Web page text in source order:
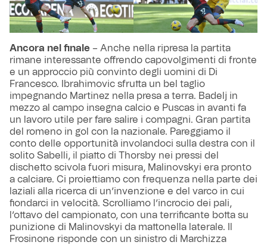
Ancora nel finale – Anche nella ripresa la partita
rimane interessante offrendo capovolgimenti di fronte
e un approccio più convinto degli uomini di Di
Francesco. Ibrahimovic sfrutta un bel taglio
impegnando Martinez nella presa a terra. Badelj in
mezzo al campo insegna calcio e Puscas in avanti fa
un lavoro utile per fare salire i compagni. Gran partita
del romeno in gol con la nazionale. Pareggiamo il
conto delle opportunità involandoci sulla destra con il
solito Sabelli, il piatto di Thorsby nei pressi del
dischetto scivola fuori misura, Malinovskyi era pronto
a calciare. Ci proiettiamo con frequenza nella parte dei
laziali alla ricerca di un’invenzione e del varco in cui
fiondarci in velocità. Scrolliamo l’incrocio dei pali,
l’ottavo del campionato, con una terrificante botta su
punizione di Malinovskyi da mattonella laterale. Il
Frosinone risponde con un sinistro di Marchizza